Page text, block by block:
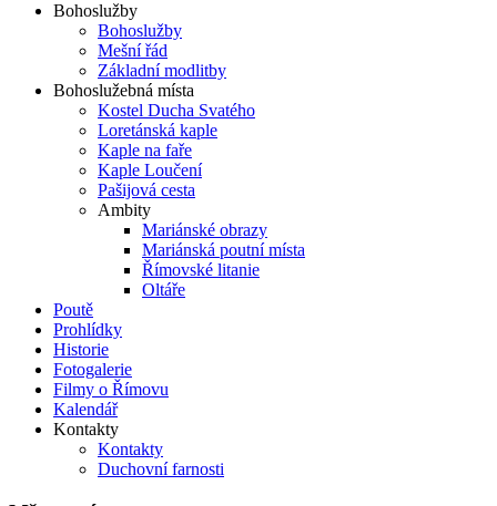
Bohoslužby
Bohoslužby
Mešní řád
Základní modlitby
Bohoslužebná místa
Kostel Ducha Svatého
Loretánská kaple
Kaple na faře
Kaple Loučení
Pašijová cesta
Ambity
Mariánské obrazy
Mariánská poutní místa
Římovské litanie
Oltáře
Poutě
Prohlídky
Historie
Fotogalerie
Filmy o Římovu
Kalendář
Kontakty
Kontakty
Duchovní farnosti